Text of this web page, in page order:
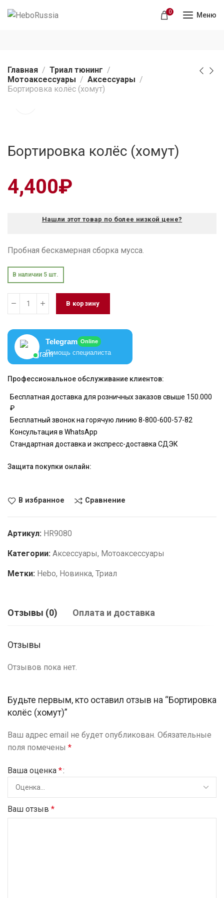
0 Меню
Главная
Триал тюнинг
Мотоаксессуары
Аксессуары
Бортировка колёс (хомут)
Бортировка колёс (хомут)
4,400₽
Нашли этот товар по более низкой цене?
Пробная бескамерная сборка мусса.
В наличии 5 шт.
В корзину
Telegram Online
Помощь специалиста
Профессиональное обслуживание клиентов:
Бесплатная доставка для розничных заказов свыше 150.000
₽
Бесплатный звонок на горячую линию 8-800-600-57-82
Консультация в WhatsApp
Стандартная доставка и экспресс-доставка СДЭК
Защита покупки онлайн:
В избранное Сравнение
Артикул: HR9080
Категории: Аксессуары, Мотоаксессуары
Метки: Hebo, Новинка, Триал
Отзывы (0) Оплата и доставка
Отзывы
Отзывов пока нет.
Будьте первым, кто оставил отзыв на “Бортировка
колёс (хомут)”
Ваш адрес email не будет опубликован. Обязательные
поля помечены *
Ваша оценка *
Ваш отзыв *